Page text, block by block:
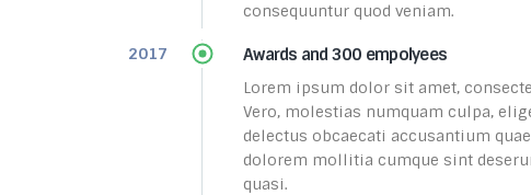
consequuntur quod veniam.
2017 Awards and 300 empolyees
Lorem ipsum dolor sit amet,
Vero, molestias numquam culpa,
delectus obcaecati accusantium
dolorem mollitia cumque sint
quasi.